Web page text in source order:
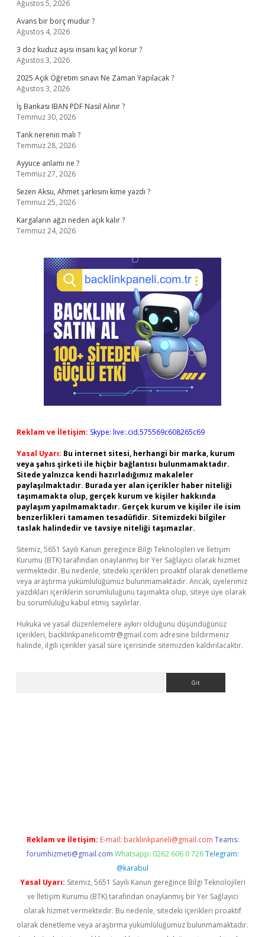
Ağustos 5, 2026
Avans bir borç mudur ?
Ağustos 4, 2026
3 doz kuduz aşısı insanı kaç yıl korur ?
Ağustos 3, 2026
2025 Açık Öğretim sınavı Ne Zaman Yapılacak ?
Ağustos 3, 2026
İş Bankası IBAN PDF Nasıl Alınır ?
Temmuz 30, 2026
Tank nerenin malı ?
Temmuz 28, 2026
Ayyuce anlamı ne ?
Temmuz 27, 2026
Sezen Aksu, Ahmet şarkısını kime yazdı ?
Temmuz 25, 2026
Kargaların ağzı neden açık kalır ?
Temmuz 24, 2026
Reklam ve İletişim: Skype: live:.cid.575569c608265c69
Yasal Uyarı: Bu internet sitesi, herhangi bir marka, kurum
veya şahıs şirketi ile hiçbir bağlantısı bulunmamaktadır.
Sitede yalnızca kendi hazırladığımız makaleler
paylaşılmaktadır. Burada yer alan içerikler haber niteliği
taşımamakta olup, gerçek kurum ve kişiler hakkında
paylaşım yapılmamaktadır. Gerçek kurum ve kişiler ile isim
benzerlikleri tamamen tesadüfidir. Sitemizdeki bilgiler
taslak halindedir ve tavsiye niteliği taşımazlar.
Sitemiz, 5651 Sayılı Kanun gereğince Bilgi Teknolojileri ve İletişim
Kurumu (BTK) tarafından onaylanmış bir Yer Sağlayıcı olarak hizmet
vermektedir. Bu nedenle, sitedeki içerikleri proaktif olarak denetleme
veya araştırma yükümlülüğümüz bulunmamaktadır. Ancak, üyelerimiz
yazdıkları içeriklerin sorumluluğunu taşımakta olup, siteye üye olarak
bu sorumluluğu kabul etmiş sayılırlar.
Hukuka ve yasal düzenlemelere aykırı olduğunu düşündüğünüz
içerikleri, backlinkpanelicomtr@gmail.com adresine bildirmeniz
halinde, ilgili içerikler yasal süre içerisinde sitemizden kaldırılacaktır.
Reklam ve İletişim: E-mail: backlinkpaneli@gmail.com Teams:
forumhizmeti@gmail.com Whatsapp: 0262 606 0 726 Telegram:
@karabul
Yasal Uyarı: Sitemiz, 5651 Sayılı Kanun gereğince Bilgi Teknolojileri
ve İletişim Kurumu (BTK) tarafından onaylanmış bir Yer Sağlayıcı
olarak hizmet vermektedir. Bu nedenle, sitedeki içerikleri proaktif
olarak denetleme veya araştırma yükümlülüğümüz bulunmamaktadır.